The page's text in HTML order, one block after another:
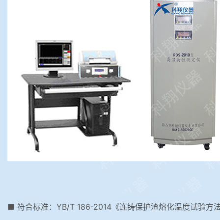
■ 符合标准：YB/T 186-2014《连铸保护渣熔化温度试验方